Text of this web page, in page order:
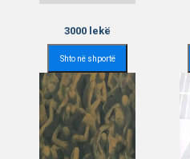
3000 lekë
Shto në shportë